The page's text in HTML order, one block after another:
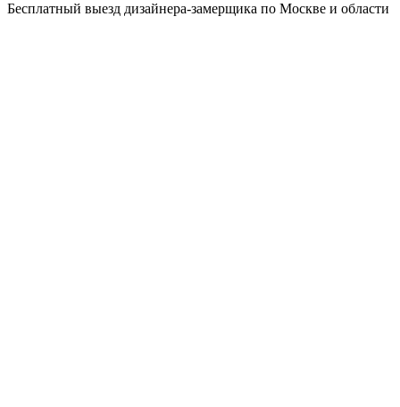
Бесплатный выезд дизайнера-замерщика по Москве и области